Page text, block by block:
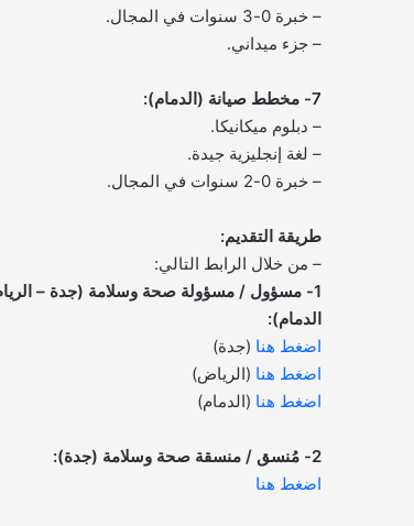
– خبرة 0-3 سنوات في المجال.
– جزء ميداني.
7- مخطط صيانة (الدمام):
– دبلوم ميكانيكا.
– لغة إنجليزية جيدة.
– خبرة 0-2 سنوات في المجال.
طريقة التقديم:
– من خلال الرابط التالي:
1- مسؤول / مسؤولة صحة وسلامة (جدة –
الدمام):
اضغط هنا (جدة)
اضغط هنا (الرياض)
اضغط هنا (الدمام)
2- مُنسق / منسقة صحة وسلامة (جدة):
اضغط هنا